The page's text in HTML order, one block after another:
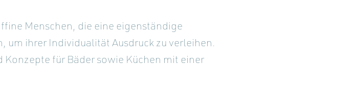
Menschen, die eine eigenständige
um ihrer Individualität Ausdruck zu verleihen.
für Bäder sowie Küchen mit einer